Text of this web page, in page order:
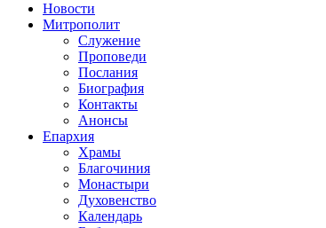
Новости
Митрополит
Служение
Проповеди
Послания
Биография
Контакты
Анонсы
Епархия
Храмы
Благочиния
Монастыри
Духовенство
Календарь